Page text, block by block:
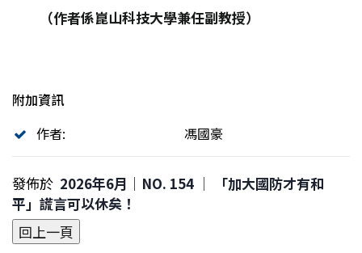
（作者係崑山科技大學兼任副教授）
附加資訊
作者:
馮國豪
發佈於 2026年6月｜NO. 154 │ 「加大國防才有和
平」謊言可以休矣！